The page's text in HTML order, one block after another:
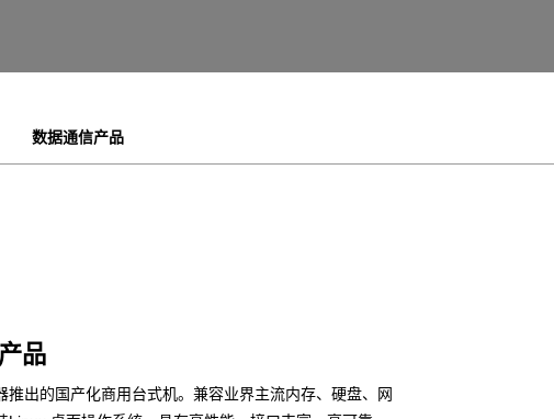
数据通信产品
品
推出的国产化商用台式机。兼容业界主流内存、硬盘、网